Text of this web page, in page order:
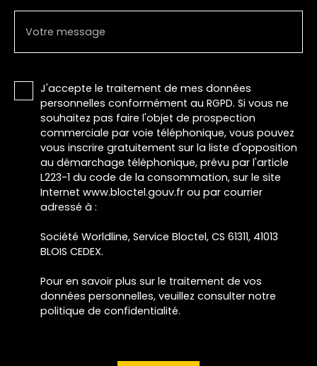
Votre message
J'accepte le traitement de mes données
personnelles conformément au RGPD. Si vous ne
souhaitez pas faire l'objet de prospection
commerciale par voie téléphonique, vous pouvez
vous inscrire gratuitement sur la liste d'opposition
au démarchage téléphonique, prévu par l'article
L223-1 du code de la consommation, sur le site
Internet www.bloctel.gouv.fr ou par courrier
adressé à :
Société Worldline, Service Bloctel, CS 61311, 41013
BLOIS CEDEX.
Pour en savoir plus sur le traitement de vos
données personnelles, veuillez consulter notre
politique de confidentialité.